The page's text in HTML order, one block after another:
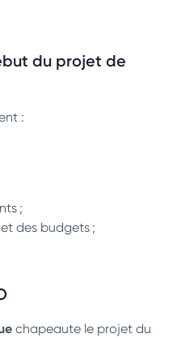
du projet de
:
;
des budgets ;
chapeaute le projet du